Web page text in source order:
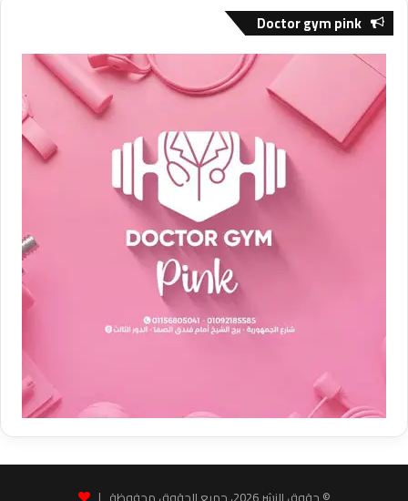
Doctor gym pink